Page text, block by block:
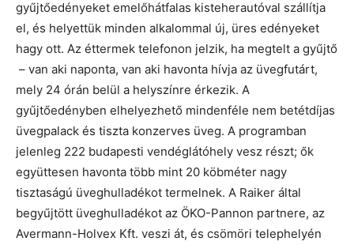
gyűjtőedényeket emelőhátfalas kisteherautóval szállítja
el, és helyettük minden alkalommal új, üres edényeket
hagy ott. Az éttermek telefonon jelzik, ha megtelt a gyűjtő
– van aki naponta, van aki havonta hívja az üvegfutárt,
mely 24 órán belül a helyszínre érkezik. A
gyűjtőedényben elhelyezhető mindenféle nem betétdíjas
üvegpalack és tiszta konzerves üveg. A programban
jelenleg 222 budapesti vendéglátóhely vesz részt; ők
együttesen havonta több mint 20 köbméter nagy
tisztaságú üveghulladékot termelnek. A Raiker által
begyűjtött üveghulladékot az ÖKO-Pannon partnere, az
Avermann-Holvex Kft. veszi át, és csömöri telephelyén